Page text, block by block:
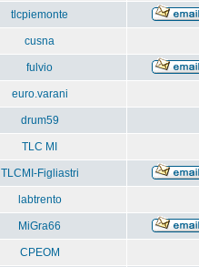
tlcpiemonte
cusna
fulvio
euro.varani
drum59
TLC MI
TLCMI-Figliastri
labtrento
MiGra66
CPEOM